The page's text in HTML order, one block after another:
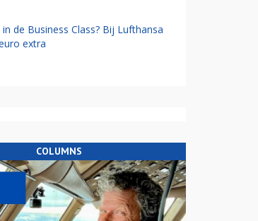
de Business Class? Bij Lufthansa
extra
COLUMNS